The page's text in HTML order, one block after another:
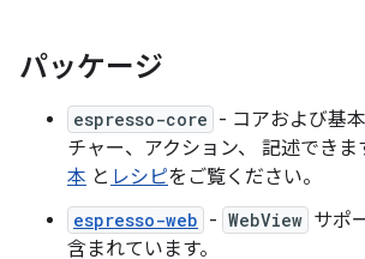
パッケージ
espresso-core - コアおよび基
チャー、アクション、 記述できま
本 と レシピをご覧ください。
espresso-web - WebView サポ
含まれています。